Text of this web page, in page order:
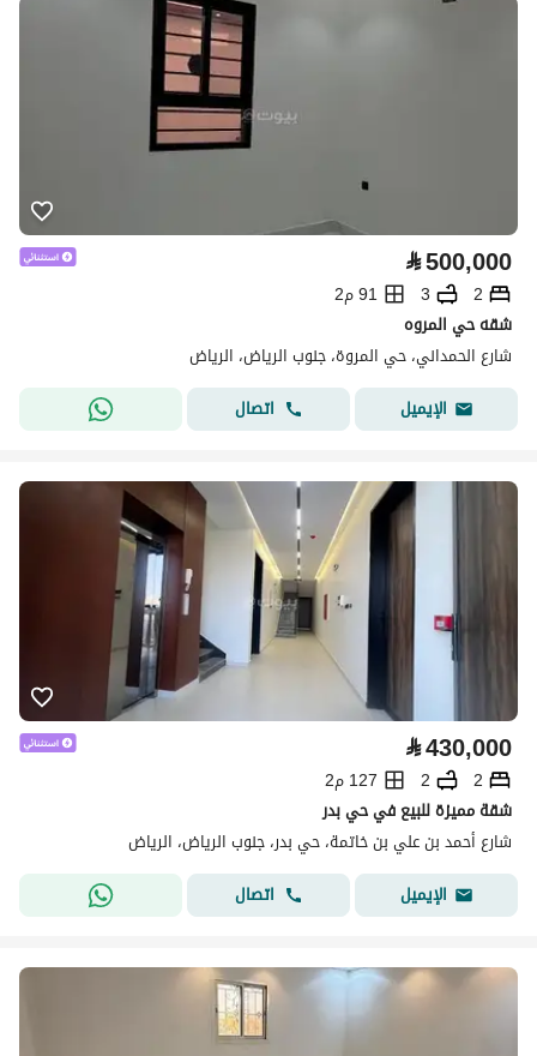
⃁500,000
2
3
91 م2
شقه حي المروه
شارع الحمداني، حي المروة، جنوب الرياض، الرياض
الإيميل
اتصال
⃁430,000
2
2
127 م2
شقة مميزة للبيع في حي بدر
شارع أحمد بن علي بن خاتمة، حي بدر، جنوب الرياض، الرياض
الإيميل
اتصال